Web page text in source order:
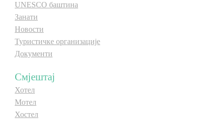
UNESCO баштина
Занати
Новости
Туристичке организације
Документи
Смјештај
Хотел
Мотел
Хостел